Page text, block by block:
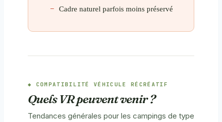
Cadre naturel parfois moins préservé
COMPATIBILITÉ VÉHICULE RÉCRÉATIF
Quels VR peuvent venir ?
Tendances générales pour les campings de type